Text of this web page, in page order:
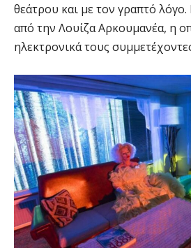
θεάτρου και με τον γραπτό λόγο.
από την Λουίζα Αρκουμανέα, η
ηλεκτρονικά τους